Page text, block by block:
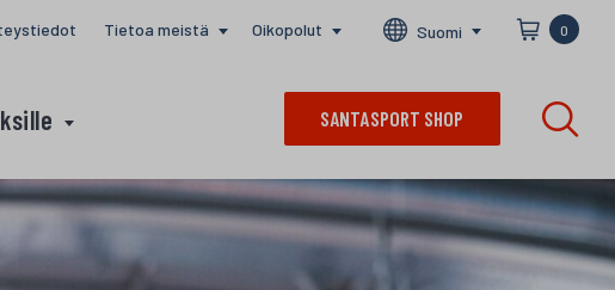
Tietoa meistä Oikopolut Suomi 0
SANTASPORT SHOP